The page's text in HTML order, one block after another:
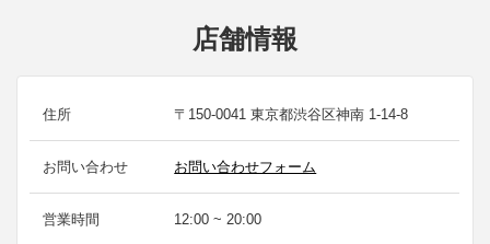
店舗情報
住所 〒150-0041 東京都渋谷区神南 1-14-8
お問い合わせ お問い合わせフォーム
営業時間 12:00 ~ 20:00